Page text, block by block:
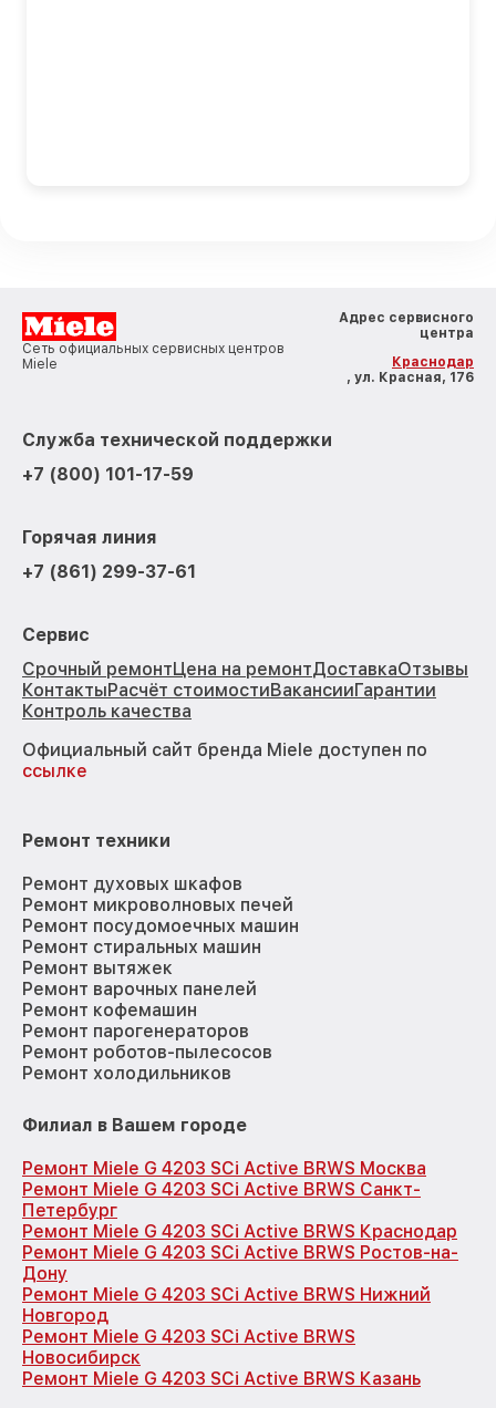
Сеть официальных сервисных центров
Miele
Адрес сервисного
центра
Краснодар
, ул. Красная, 176
Служба технической поддержки
+7 (800) 101-17-59
Горячая линия
+7 (861) 299-37-61
Сервис
Срочный ремонтЦена на ремонтДоставкаОтзывы
КонтактыРасчёт стоимостиВакансииГарантии
Контроль качества
Официальный сайт бренда Miele доступен по
ссылке
Ремонт техники
Ремонт духовых шкафов
Ремонт микроволновых печей
Ремонт посудомоечных машин
Ремонт стиральных машин
Ремонт вытяжек
Ремонт варочных панелей
Ремонт кофемашин
Ремонт парогенераторов
Ремонт роботов-пылесосов
Ремонт холодильников
Филиал в Вашем городе
Ремонт Miele G 4203 SCi Active BRWS Москва
Ремонт Miele G 4203 SCi Active BRWS Санкт-
Петербург
Ремонт Miele G 4203 SCi Active BRWS Краснодар
Ремонт Miele G 4203 SCi Active BRWS Ростов-на-
Дону
Ремонт Miele G 4203 SCi Active BRWS Нижний
Новгород
Ремонт Miele G 4203 SCi Active BRWS
Новосибирск
Ремонт Miele G 4203 SCi Active BRWS Казань